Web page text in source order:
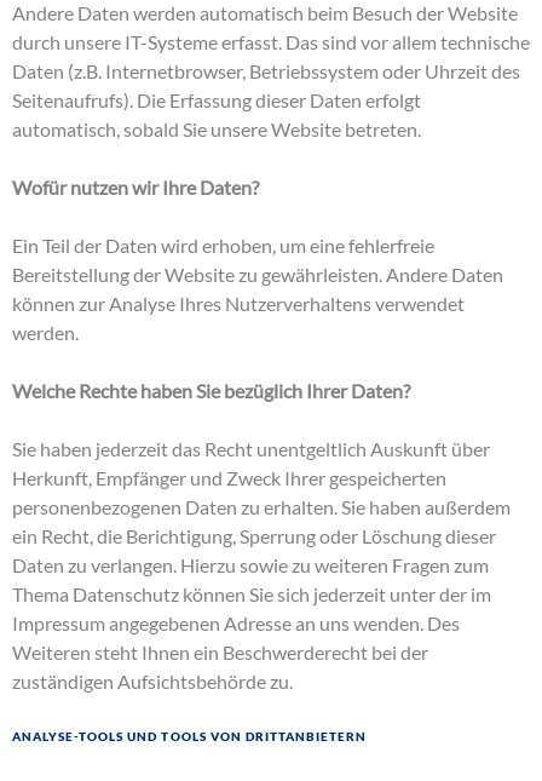
Andere Daten werden automatisch beim Besuch der Website
durch unsere IT-Systeme erfasst. Das sind vor allem technische
Daten (z.B. Internetbrowser, Betriebssystem oder Uhrzeit des
Seitenaufrufs). Die Erfassung dieser Daten erfolgt
automatisch, sobald Sie unsere Website betreten.
Wofür nutzen wir Ihre Daten?
Ein Teil der Daten wird erhoben, um eine fehlerfreie
Bereitstellung der Website zu gewährleisten. Andere Daten
können zur Analyse Ihres Nutzerverhaltens verwendet
werden.
Welche Rechte haben Sie bezüglich Ihrer Daten?
Sie haben jederzeit das Recht unentgeltlich Auskunft über
Herkunft, Empfänger und Zweck Ihrer gespeicherten
personenbezogenen Daten zu erhalten. Sie haben außerdem
ein Recht, die Berichtigung, Sperrung oder Löschung dieser
Daten zu verlangen. Hierzu sowie zu weiteren Fragen zum
Thema Datenschutz können Sie sich jederzeit unter der im
Impressum angegebenen Adresse an uns wenden. Des
Weiteren steht Ihnen ein Beschwerderecht bei der
zuständigen Aufsichtsbehörde zu.
Analyse-Tools und Tools von Drittanbietern